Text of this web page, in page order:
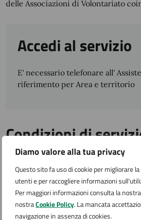
Diamo valore alla tua privacy
Questo sito fa uso di cookie per migliorare
utenti e per raccogliere informazioni
Per maggiori informazioni consulta la nostra
nostraCookie Policy. La mancata
navigazione in assenza di cookies.
delle Associazioni di Volontariato
Accedi al servizio
E' necessario telefonare all'
riferimento per Area e territorio
Condizioni di
Per conoscere i dettagli di
informazioni importanti, leggi i
di servizio.
Termini e condizioni di servizio